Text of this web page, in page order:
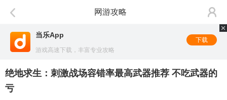
网游攻略
当乐App
游戏高速下载，丰富专业攻略
下载
绝地求生：刺激战场容错率最高武器推荐 不吃武器的
亏